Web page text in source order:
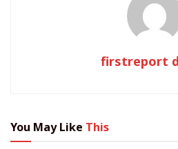
firstreport
You May Like This